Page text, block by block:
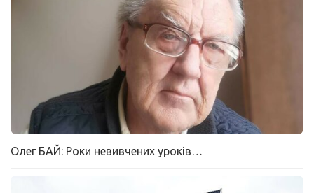
Олег БАЙ: Роки невивчених уроків…